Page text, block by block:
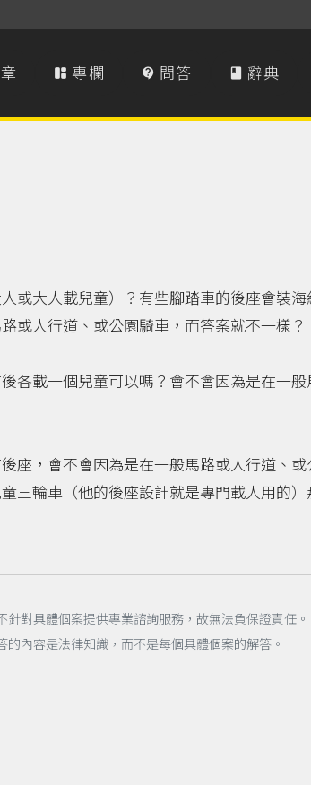
 專欄  問答  辭典
或大人載兒童）？有些腳踏車的後座會裝海
或人行道、或公園騎車，而答案就不一樣？
各載一個兒童可以嗎？會不會因為是在一般
座，會不會因為是在一般馬路或人行道、或
三輪車（他的後座設計就是專門載人用的）
對具體個案提供專業諮詢服務，故無法負保證責任。
內容是法律知識，而不是每個具體個案的解答。